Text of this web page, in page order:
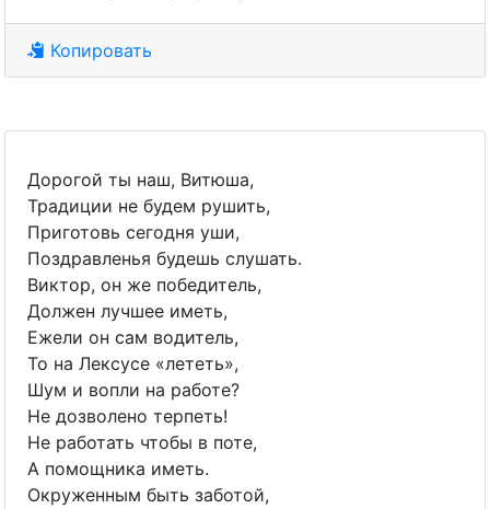
Копировать
Дорогой ты наш, Витюша,
Традиции не будем рушить,
Приготовь сегодня уши,
Поздравленья будешь слушать.
Виктор, он же победитель,
Должен лучшее иметь,
Ежели он сам водитель,
То на Лексусе «лететь»,
Шум и вопли на работе?
Не дозволено терпеть!
Не работать чтобы в поте,
А помощника иметь.
Окруженным быть заботой,